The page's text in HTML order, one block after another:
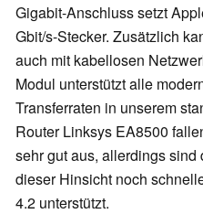
Gigabit-Anschluss setzt
Gbit/s-Stecker. Zusätzlich
auch mit kabellosen
Modul unterstützt alle
Transferraten in unserem
Router Linksys EA8500
sehr gut aus, allerdings
dieser Hinsicht noch
4.2 unterstützt.